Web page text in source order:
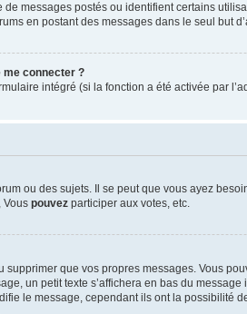
messages postés ou identifient certains
en postant des messages dans le seul
me connecter ?
intégré (si la fonction a été activée par
ou des sujets. Il se peut que vous ayez
Vous pouvez participer aux votes, etc.
supprimer que vos propres messages. Vous
un petit texte s’affichera en bas du
le message, cependant ils ont la